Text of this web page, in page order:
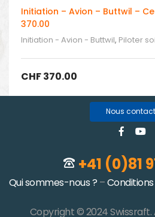
Initiation – Avion – Buttwil –
370.00
Initiation - Avion - Buttwil, Piloter
CHF370.00
Nous
+41 (0)81
Qui sommes-nous ? –
Copyright © 2024 Swissraft.